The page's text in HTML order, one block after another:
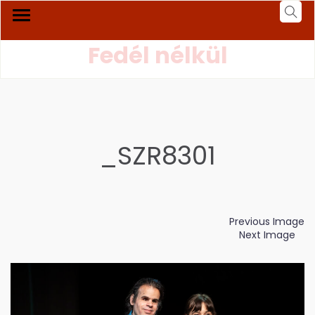
Fedél nélkül
_SZR8301
Previous Image
Next Image